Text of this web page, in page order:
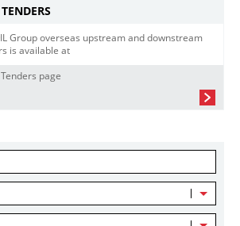
Group overseas upstream and downstream
is available at
page